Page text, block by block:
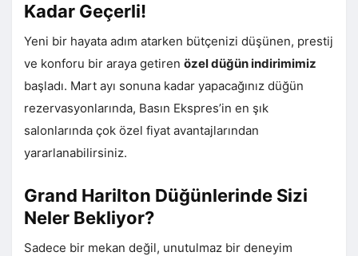
Kadar Geçerli!
Yeni bir hayata adım atarken bütçenizi düşünen, prestij
ve konforu bir araya getiren özel düğün indirimimiz
başladı. Mart ayı sonuna kadar yapacağınız düğün
rezervasyonlarında, Basın Ekspres’in en şık
salonlarında çok özel fiyat avantajlarından
yararlanabilirsiniz.
Grand Harilton Düğünlerinde Sizi
Neler Bekliyor?
Sadece bir mekan değil, unutulmaz bir deneyim